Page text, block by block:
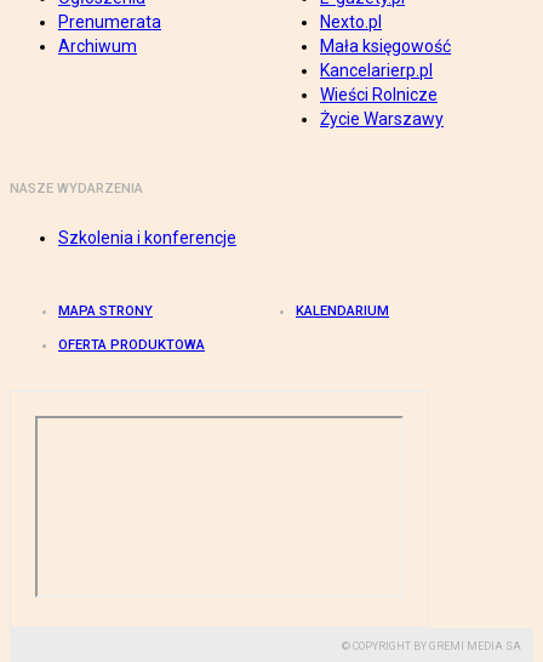
Prenumerata
Archiwum
Nexto.pl
Mała księgowość
Kancelarierp.pl
Wieści Rolnicze
Życie Warszawy
NASZE WYDARZENIA
Szkolenia i konferencje
MAPA STRONY KALENDARIUM
OFERTA PRODUKTOWA
© COPYRIGHT BY GREMI MEDIA SA